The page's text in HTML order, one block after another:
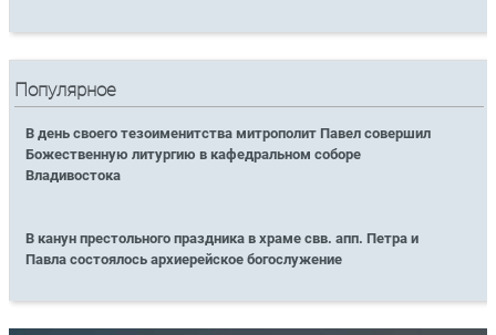
Популярное
В день своего тезоименитства митрополит Павел совершил
Божественную литургию в кафедральном соборе
Владивостока
В канун престольного праздника в храме свв. апп. Петра и
Павла состоялось архиерейское богослужение